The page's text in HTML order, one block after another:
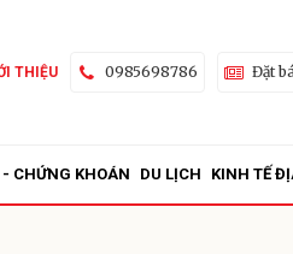
THIỆU 0985698786 Đặt
CHỨNG KHOÁN DU LỊCH KINH TẾ